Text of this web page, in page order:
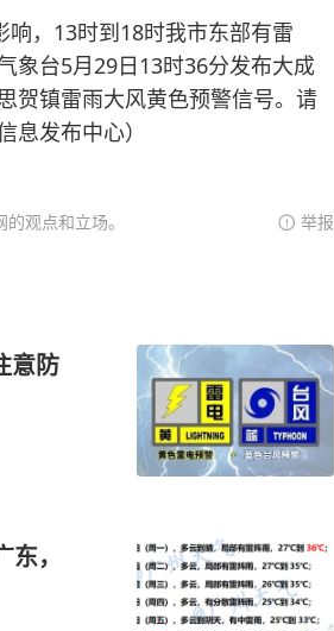
，13时到18时我市东部有雷
象台5月29日13时36分发布大成
贺镇雷雨大风黄色预警信号。请
发布中心）
观点和立场。 举报
意防
，